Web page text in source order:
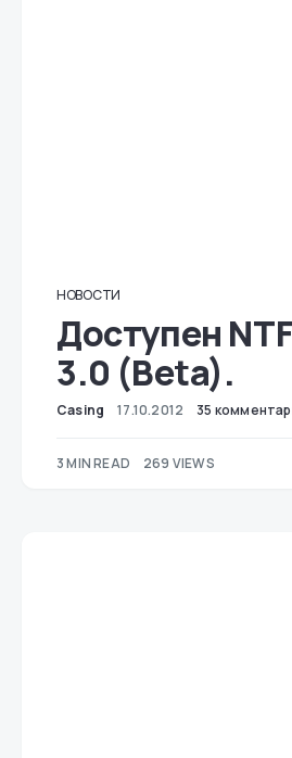
НОВОСТИ
Доступен
3.0 (Beta).
Casing 17.10.2012 35
3 MIN READ 269 VIEWS